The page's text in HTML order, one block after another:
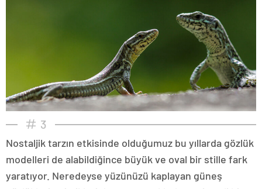
3
Nostaljik tarzın etkisinde olduğumuz bu yıllarda gözlük
modelleri de alabildiğince büyük ve oval bir stille fark
yaratıyor. Neredeyse yüzünüzü kaplayan güneş